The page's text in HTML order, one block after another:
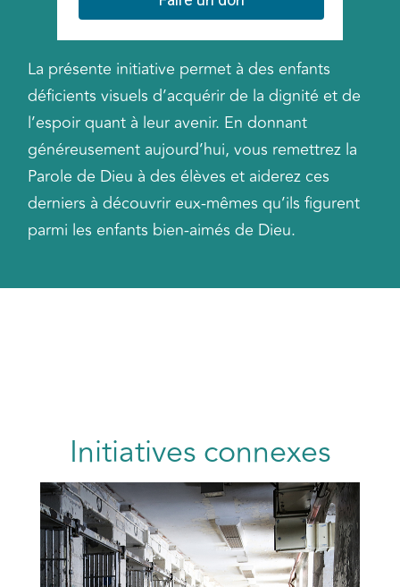
La présente initiative permet à des enfants
déficients visuels d’acquérir de la dignité et de
l’espoir quant à leur avenir. En donnant
généreusement aujourd’hui, vous remettrez la
Parole de Dieu à des élèves et aiderez ces
derniers à découvrir eux-mêmes qu’ils figurent
parmi les enfants bien-aimés de Dieu.
Initiatives connexes